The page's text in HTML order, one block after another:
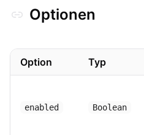
Optionen
Option Typ
enabled Boolean